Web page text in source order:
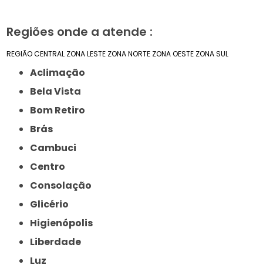
Regiões onde a atende :
REGIÃO CENTRAL ZONA LESTE ZONA NORTE ZONA OESTE ZONA SUL
Aclimação
Bela Vista
Bom Retiro
Brás
Cambuci
Centro
Consolação
Glicério
Higienópolis
Liberdade
Luz